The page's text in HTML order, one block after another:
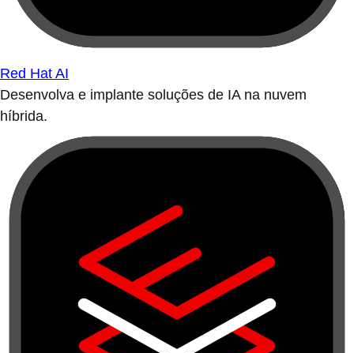
Red Hat AI
Desenvolva e implante soluções de IA na nuvem
híbrida.